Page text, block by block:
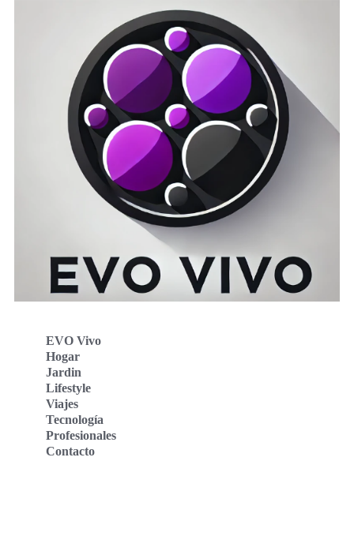
EVO Vivo
Hogar
Jardin
Lifestyle
Viajes
Tecnología
Profesionales
Contacto